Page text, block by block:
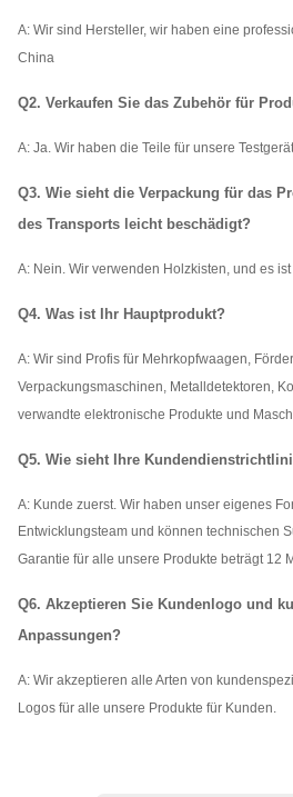
A: Wir sind Hersteller, wir haben eine
China
Q2. Verkaufen Sie das Zubehör für
A: Ja. Wir haben die Teile für unsere
Q3. Wie sieht die Verpackung für das
des Transports leicht beschädigt?
A: Nein. Wir verwenden Holzkisten, und es ist
Q4. Was ist Ihr Hauptprodukt?
A: Wir sind Profis für Mehrkopfwaagen,
Verpackungsmaschinen, Metalldetektoren,
verwandte elektronische Produkte und
Q5. Wie sieht Ihre
A: Kunde zuerst. Wir haben unser eigenes
Entwicklungsteam und können technischen
Garantie für alle unsere Produkte beträgt 12
Q6. Akzeptieren Sie Kundenlogo und
Anpassungen?
A: Wir akzeptieren alle Arten von
Logos für alle unsere Produkte für Kunden.